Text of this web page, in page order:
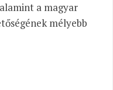
a magyar
mélyebb